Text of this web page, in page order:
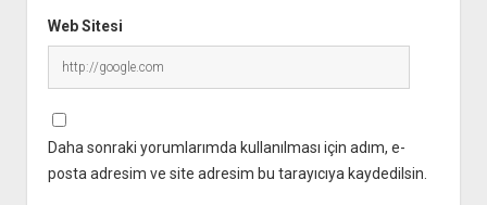
Web Sitesi
Daha sonraki yorumlarımda kullanılması için adım, e-
posta adresim ve site adresim bu tarayıcıya kaydedilsin.